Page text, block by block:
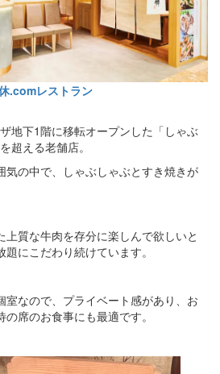
.comレストラン
地下1階に移転オープンした「しゃぶ
超える老舗店。
気の中で、しゃぶしゃぶとすき焼きが
上質な牛肉を存分に楽しんで欲しいと
にこだわり続けています。
室なので、プライベート感があり、お
席のお食事にも最適です。